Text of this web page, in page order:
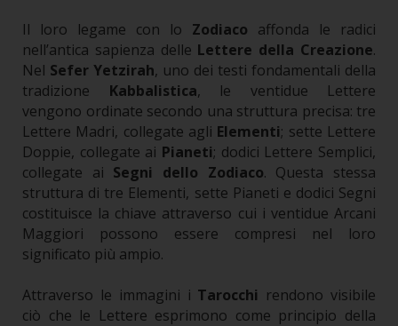
Il loro legame con lo Zodiaco affonda le radici
nell’antica sapienza delle Lettere della Creazione.
Nel Sefer Yetzirah, uno dei testi fondamentali della
tradizione Kabbalistica, le ventidue Lettere
vengono ordinate secondo una struttura precisa: tre
Lettere Madri, collegate agli Elementi; sette Lettere
Doppie, collegate ai Pianeti; dodici Lettere Semplici,
collegate ai Segni dello Zodiaco. Questa stessa
struttura di tre Elementi, sette Pianeti e dodici Segni
costituisce la chiave attraverso cui i ventidue Arcani
Maggiori possono essere compresi nel loro
significato più ampio.
Attraverso le immagini i Tarocchi rendono visibile
ciò che le Lettere esprimono come principio della